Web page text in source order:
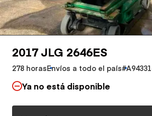
2017 JLG 2646ES
278 horasEnvíos a todo el país
Ya no está disponible